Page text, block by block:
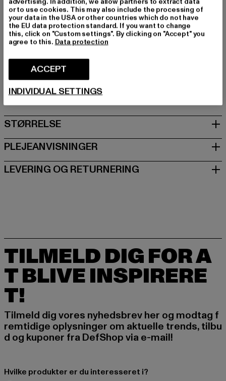
Kategori: T-shirts
Farve: grau
Producentens farve: marl grey/navy
Materialesammensætning: 100% Bomuld
Producent: Punch GmbH |
Im Taubental 15a | 41468 Neuss | DE
STØRRELSE
PLEJEANVISNINGER
LEVERING OG RETURNERING
TILMELD DIG FOR A
T BLIVE INSPIRERE
T!
Tilmeld dig vores nyhedsbrev her og modtag f
remtidige oplysninger om aktuelle trends, tilbu
d og kuponer fra DefShop via e-mail!
Hvilke produkter er du interesseret i?
or to use cookies. This may also include the processing of
your data in the USA or other countries which do not have
the EU data protection standard. If you want to change
this, click on "Custom settings". By clicking on "Accept" you
agree to this. Data protection
ACCEPT
INDIVIDUAL SETTINGS